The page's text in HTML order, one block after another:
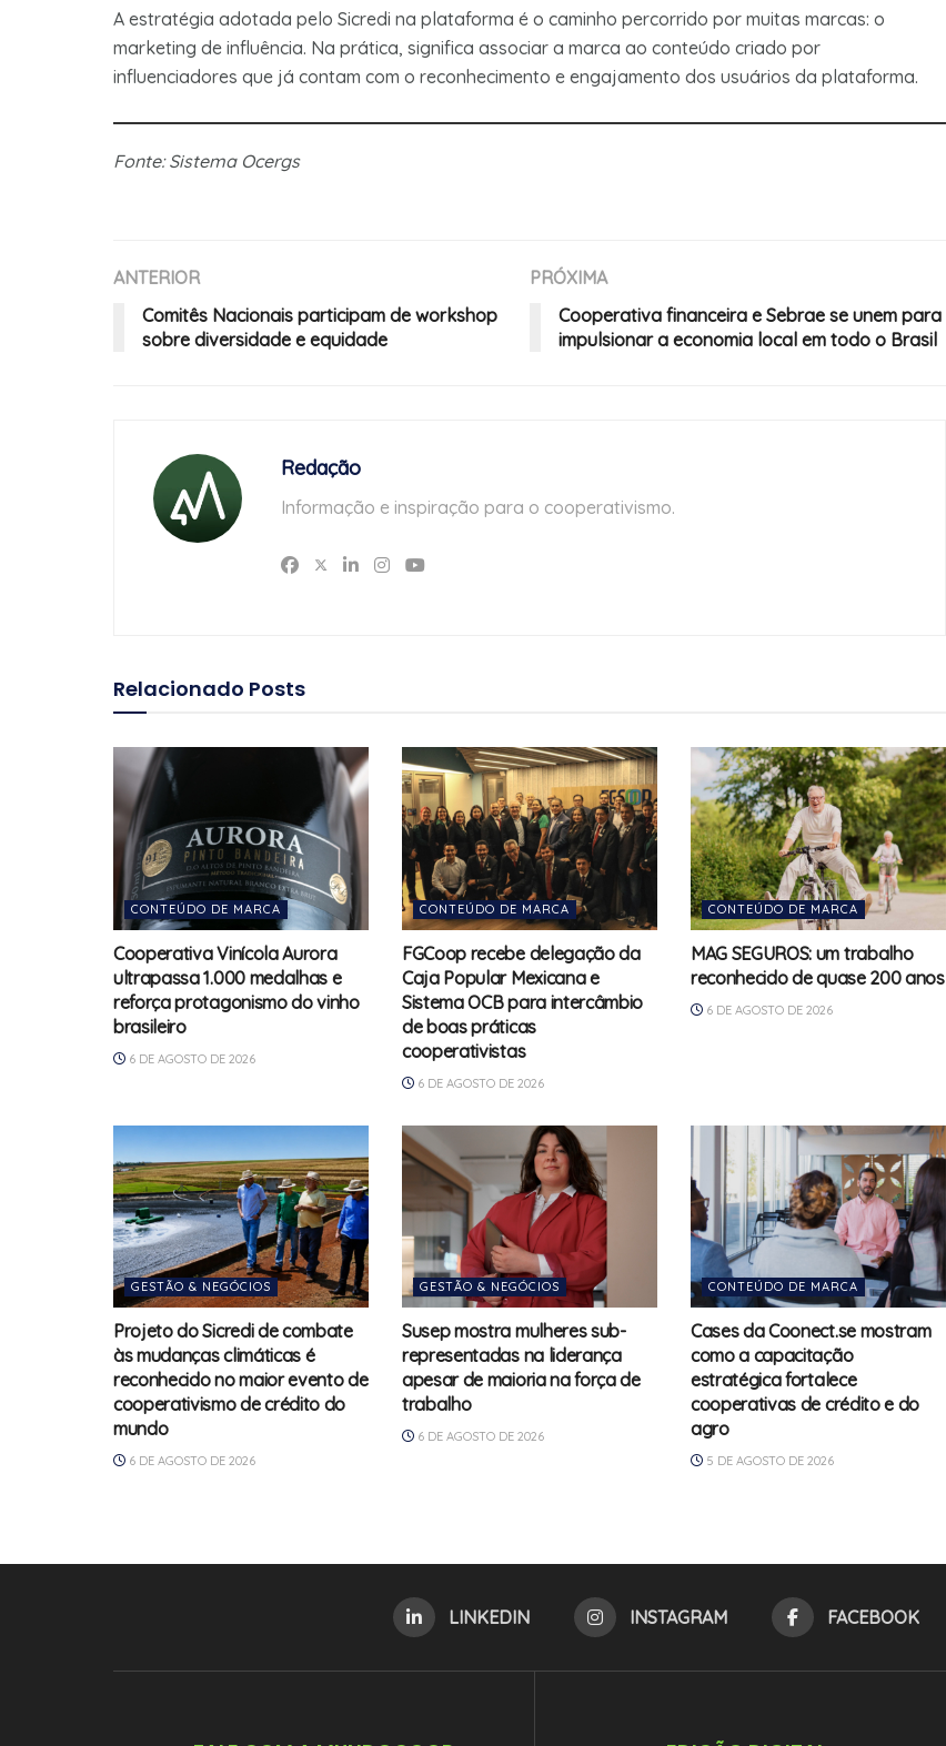
A estratégia adotada pelo Sicredi na plataforma é o caminho percorrido por muitas marcas: o
marketing de influência. Na prática, significa associar a marca ao conteúdo criado por
influenciadores que já contam com o reconhecimento e engajamento dos usuários da plataforma.
Fonte: Sistema Ocergs
ANTERIOR
Comitês Nacionais participam de workshop
sobre diversidade e equidade
PRÓXIMA
Cooperativa financeira e Sebrae se unem para
impulsionar a economia local em todo o Brasil
Redação
Informação e inspiração para o cooperativismo.
Relacionado Posts
CONTEÚDO DE MARCA
Cooperativa Vinícola Aurora
ultrapassa 1.000 medalhas e
reforça protagonismo do vinho
brasileiro
6 DE AGOSTO DE 2026
CONTEÚDO DE MARCA
FGCoop recebe delegação da
Caja Popular Mexicana e
Sistema OCB para intercâmbio
de boas práticas
cooperativistas
6 DE AGOSTO DE 2026
CONTEÚDO DE MARCA
MAG SEGUROS: um trabalho
reconhecido de quase 200 anos
6 DE AGOSTO DE 2026
GESTÃO & NEGÓCIOS
Projeto do Sicredi de combate
às mudanças climáticas é
reconhecido no maior evento de
cooperativismo de crédito do
mundo
6 DE AGOSTO DE 2026
GESTÃO & NEGÓCIOS
Susep mostra mulheres sub-
representadas na liderança
apesar de maioria na força de
trabalho
6 DE AGOSTO DE 2026
CONTEÚDO DE MARCA
Cases da Coonect.se mostram
como a capacitação
estratégica fortalece
cooperativas de crédito e do
agro
5 DE AGOSTO DE 2026
LINKEDIN INSTAGRAM FACEBOOK